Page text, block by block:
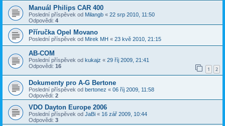
Manuál Philips CAR 400
Poslední příspěvek od Milangb « 22 srp 2010, 11:50
Odpovědi: 4
Příručka Opel Movano
Poslední příspěvek od Mirek MH « 23 kvě 2010, 21:15
AB-COM
Poslední příspěvek od kukajz « 29 říj 2009, 21:41
Odpovědi: 16 1 2
Dokumenty pro A-G Bertone
Poslední příspěvek od bertonez « 06 říj 2009, 11:58
Odpovědi: 2
VDO Dayton Europe 2006
Poslední příspěvek od JaBi « 16 zář 2009, 10:44
Odpovědi: 3